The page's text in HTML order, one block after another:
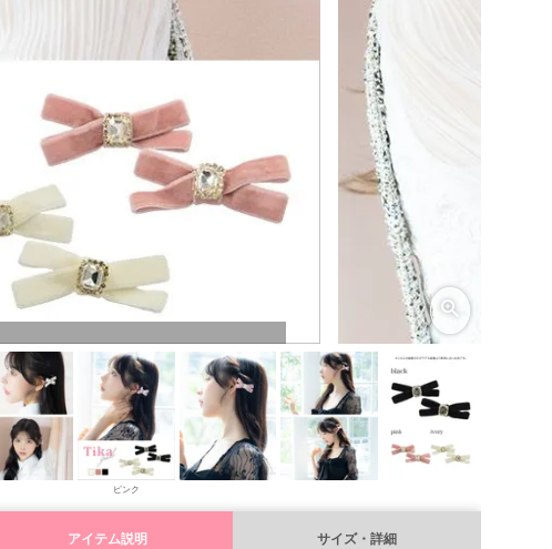
ピンク
アイテム説明 サイズ・詳細